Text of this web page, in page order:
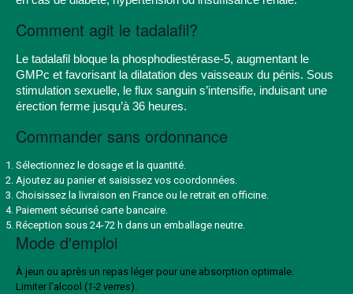
Comment agit le tadalafil?
Le tadalafil bloque la phosphodiestérase-5, augmentant le
GMPc et favorisant la dilatation des vaisseaux du pénis. Sous
stimulation sexuelle, le flux sanguin s’intensifie, induisant une
érection ferme jusqu’à 36 heures.
Commander sans ordonnance
Sélectionnez le dosage et la quantité.
Ajoutez au panier et saisissez vos coordonnées.
Choisissez la livraison en France ou le retrait en officine.
Paiement sécurisé carte bancaire.
Réception sous 24-72 h dans un emballage neutre.
Mode d'emploi
À jeun ou après un repas léger pour une absorption optimale.
Limiter l’alcool (1-2 verres).